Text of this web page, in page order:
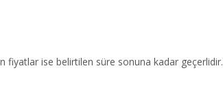
fiyatlar ise belirtilen süre sonuna kadar geçerlidir.